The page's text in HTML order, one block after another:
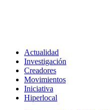
Actualidad
Investigación
Creadores
Movimientos
Iniciativa
Hiperlocal